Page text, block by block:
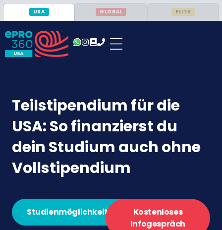
USA GLOBAL ELITE
Teilstipendium für die
USA: So finanzierst du
dein Studium auch ohne
Vollstipendium
Studienmöglichkeiten
Kostenloses
Infogespräch